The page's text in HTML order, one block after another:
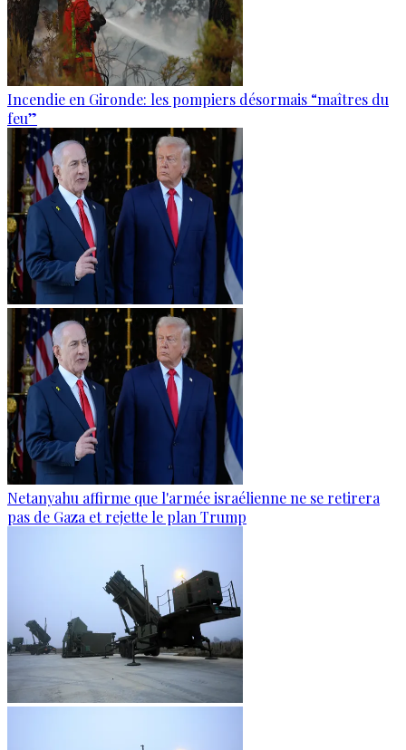
Incendie en Gironde: les pompiers désormais “maîtres du
feu”
Netanyahu affirme que l'armée israélienne ne se retirera
pas de Gaza et rejette le plan Trump